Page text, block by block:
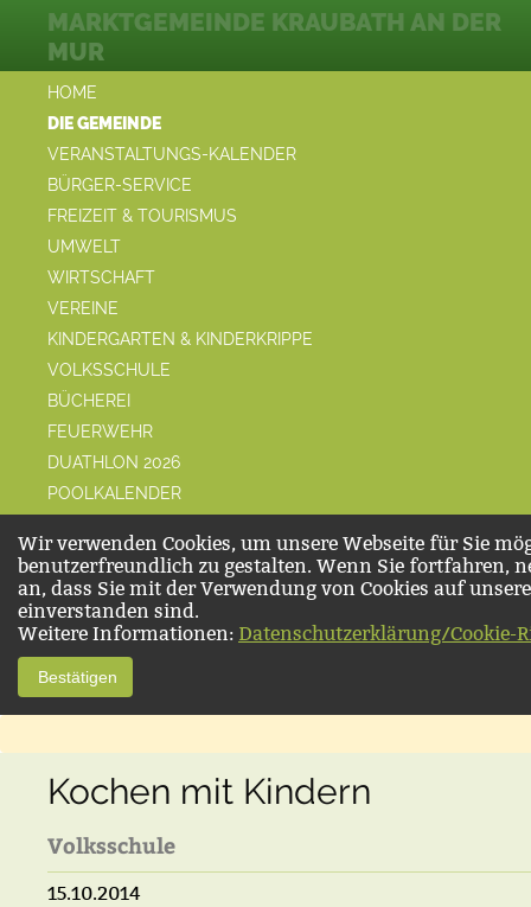
HOME
DIE GEMEINDE
VERANSTALTUNGS-KALENDER
BÜRGER-SERVICE
FREIZEIT & TOURISMUS
UMWELT
WIRTSCHAFT
VEREINE
KINDERGARTEN & KINDERKRIPPE
VOLKSSCHULE
BÜCHEREI
FEUERWEHR
DUATHLON 2026
POOLKALENDER
MARKTGEMEINDE KRAUBATH AN DER
MUR
Wir verwenden Cookies, um unsere Webseite für Sie
benutzerfreundlich zu gestalten. Wenn Sie fortfahren,
an, dass Sie mit der Verwendung von Cookies auf
einverstanden sind.
Weitere Informationen: Datenschutzerklärung/Cookie-
Bestätigen
Kochen mit Kindern
Volksschule
15.10.2014